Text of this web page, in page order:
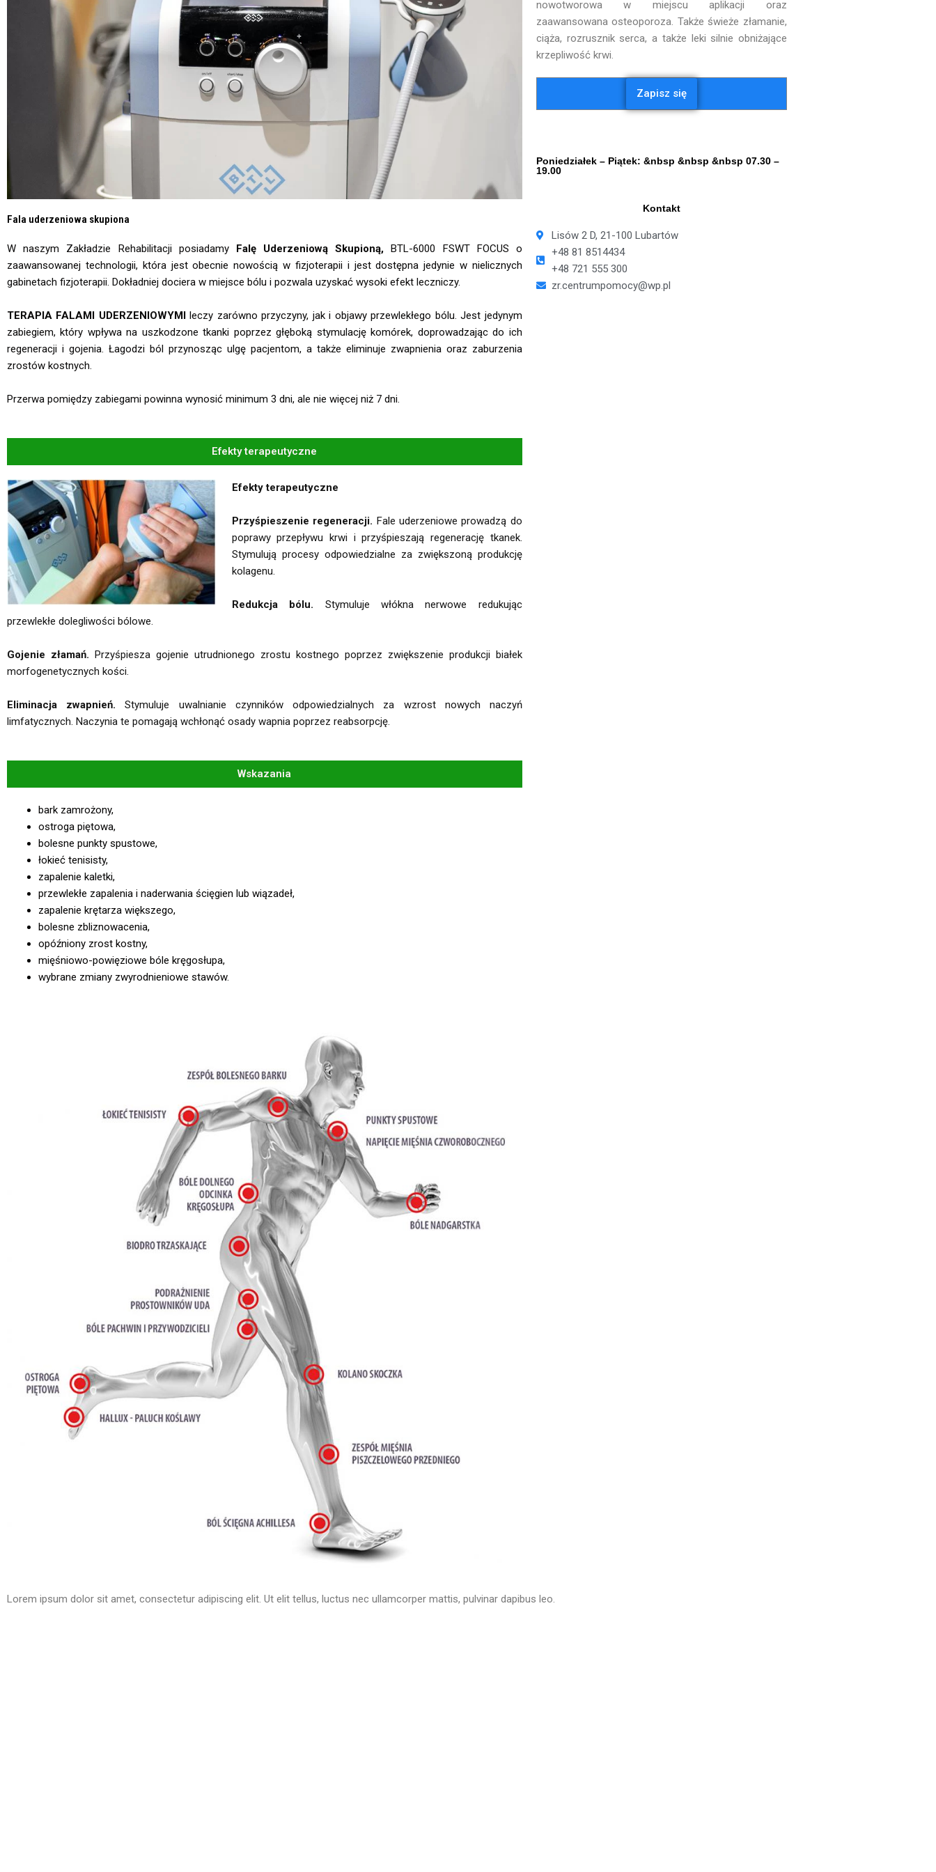
Fala uderzeniowa skupiona
W naszym Zakładzie Rehabilitacji posiadamy Falę Uderzeniową Skupioną, BTL-6000 FSWT FOCUS o
zaawansowanej technologii, która jest obecnie nowością w fizjoterapii i jest dostępna jedynie w nielicznych
gabinetach fizjoterapii. Dokładniej dociera w miejsce bólu i pozwala uzyskać wysoki efekt leczniczy.
TERAPIA FALAMI UDERZENIOWYMI leczy zarówno przyczyny, jak i objawy przewlekłego bólu. Jest jedynym
zabiegiem, który wpływa na uszkodzone tkanki poprzez głęboką stymulację komórek, doprowadzając do ich
regeneracji i gojenia. Łagodzi ból przynosząc ulgę pacjentom, a także eliminuje zwapnienia oraz zaburzenia
zrostów kostnych.
Przerwa pomiędzy zabiegami powinna wynosić minimum 3 dni, ale nie więcej niż 7 dni.
Efekty terapeutyczne
Efekty terapeutyczne
Przyśpieszenie regeneracji. Fale uderzeniowe prowadzą do
poprawy przepływu krwi i przyśpieszają regenerację tkanek.
Stymulują procesy odpowiedzialne za zwiększoną produkcję
kolagenu.
Redukcja bólu. Stymuluje włókna nerwowe redukując
przewlekłe dolegliwości bólowe.
Gojenie złamań. Przyśpiesza gojenie utrudnionego zrostu kostnego poprzez zwiększenie produkcji białek
morfogenetycznych kości.
Eliminacja zwapnień. Stymuluje uwalnianie czynników odpowiedzialnych za wzrost nowych naczyń
limfatycznych. Naczynia te pomagają wchłonąć osady wapnia poprzez reabsorpcję.
Wskazania
bark zamrożony,
ostroga piętowa,
bolesne punkty spustowe,
łokieć tenisisty,
zapalenie kaletki,
przewlekłe zapalenia i naderwania ścięgien lub wiązadeł,
zapalenie krętarza większego,
bolesne zbliznowacenia,
opóźniony zrost kostny,
mięśniowo-powięziowe bóle kręgosłupa,
wybrane zmiany zwyrodnieniowe stawów.
nowotworowa w miejscu aplikacji oraz
zaawansowana osteoporoza. Także świeże złamanie,
ciąża, rozrusznik serca, a także leki silnie obniżające
krzepliwość krwi.
Zapisz się
Poniedziałek – Piątek: &nbsp &nbsp &nbsp 07.30 –
19.00
Kontakt
Lisów 2 D, 21-100 Lubartów
+48 81 8514434
+48 721 555 300
zr.centrumpomocy@wp.pl
Lorem ipsum dolor sit amet, consectetur adipiscing elit. Ut elit tellus, luctus nec ullamcorper mattis, pulvinar dapibus leo.